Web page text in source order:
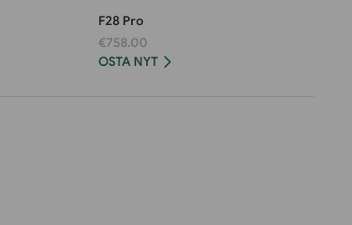
F28 Pro
€758.00
OSTA NYT